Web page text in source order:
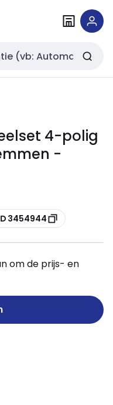
4-polig
-
3454944
om de prijs- en